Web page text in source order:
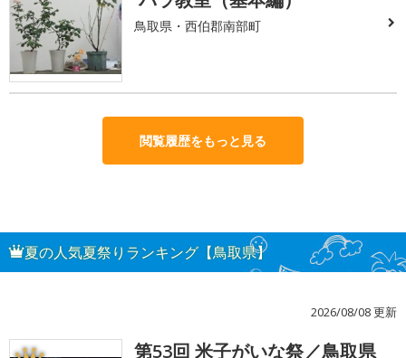
鳥取県・西伯郡南部町
閲覧履歴をもっと見る
夏の人気夏祭りランキング【鳥取県】
2026/08/08 更新
第53回 米子がいな祭／鳥取県